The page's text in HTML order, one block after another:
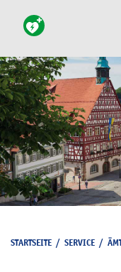
STARTSEITE / SERVICE /